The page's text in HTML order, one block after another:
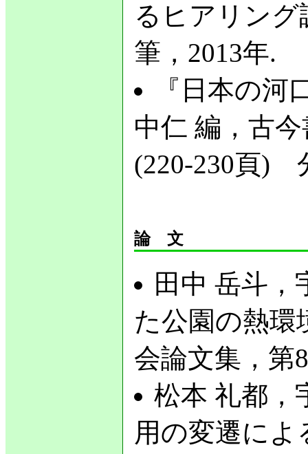
るヒアリング
筆，2013年.
『日本の河
中仁 編，古
(220-230頁)
論　文
田中 岳斗，
た公園の熱環
会論文集，第
松本 礼都，
用の変遷によ